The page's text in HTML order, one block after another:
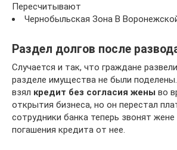
Пересчитывают
Чернобыльская Зона В
Раздел долгов после
Случается и так, что граждане
разделе имущества не были
взял кредит без согласия жены во
открытия бизнеса, но он перестал
сотрудники банка теперь звонят
погашения кредита от нее.